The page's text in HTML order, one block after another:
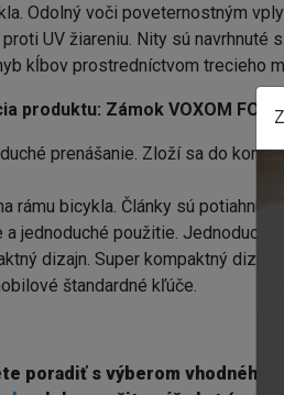
Odolný voči poveternostným
UV žiareniu. Nity sú navrhnuté
kĺbov prostredníctvom trecieho
produktu: Zámok VOXOM
prenášanie. Zloží sa do
rámu bicykla. Články sú
a jednoduché použitie. Jednoduché
dizajn. Super kompaktný
štandardné kľúče.
poradiť s výberom vhodného